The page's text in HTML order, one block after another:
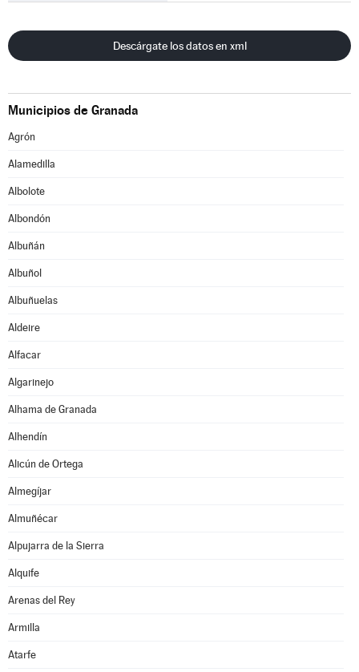
Descárgate los datos en xml
Municipios de Granada
Agrón
Alamedilla
Albolote
Albondón
Albuñán
Albuñol
Albuñuelas
Aldeire
Alfacar
Algarinejo
Alhama de Granada
Alhendín
Alicún de Ortega
Almegíjar
Almuñécar
Alpujarra de la Sierra
Alquife
Arenas del Rey
Armilla
Atarfe